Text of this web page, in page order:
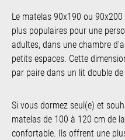
Le matelas 90x190 ou
plus populaires pour une
adultes, dans une chambre
petits espaces. Cette
par paire dans un lit double
Si vous dormez seul(e) et
matelas de 100 à 120 cm de
confortable. Ils offrent une